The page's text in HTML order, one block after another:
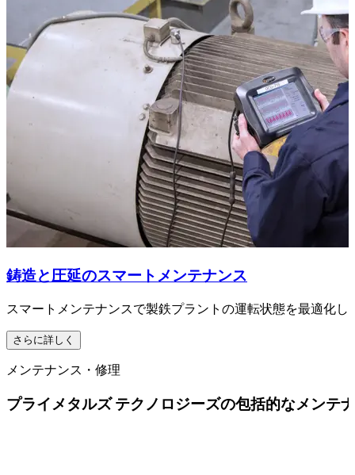
鋳造と圧延のスマートメンテナンス
スマートメンテナンスで製鉄プラントの運転状態を最適化
さらに詳しく
メンテナンス・修理
プライメタルズ テクノロジーズの包括的なメンテ